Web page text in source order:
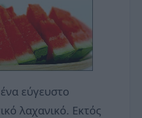
ένα εύγευστο
λαχανικό. Εκτός